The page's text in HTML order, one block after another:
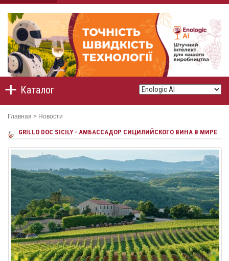
Каталог
Главная > Новости
GRILLO DOC SICILY - АМБАССАДОР СИЦИЛИЙСКОГО ВИНА В МИРЕ